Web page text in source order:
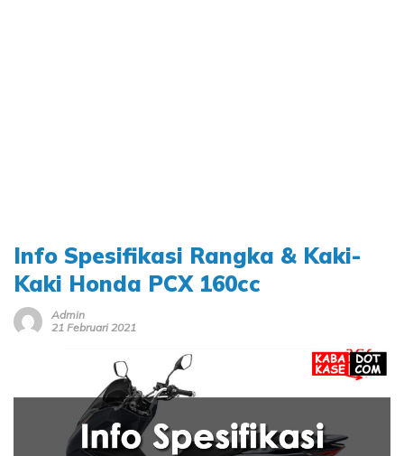
Info Spesifikasi Rangka & Kaki-
Kaki Honda PCX 160cc
Admin
21 Februari 2021